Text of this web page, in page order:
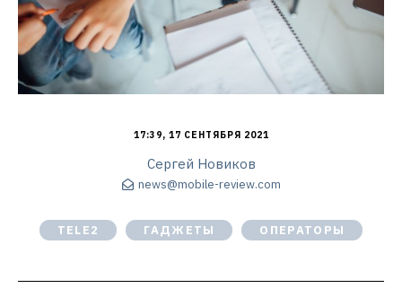
17:39, 17 СЕНТЯБРЯ 2021
Сергей Новиков
news@mobile-review.com
TELE2 ГАДЖЕТЫ ОПЕРАТОРЫ